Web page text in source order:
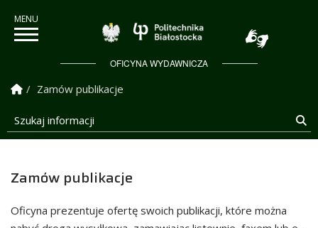
Politechnika
OFICYNA WYDAWNICZA
Strona Główna
Zamów publikacje
Szukaj informacji
Zamów publikacje
Oficyna prezentuje ofertę swoich publikacji, które można